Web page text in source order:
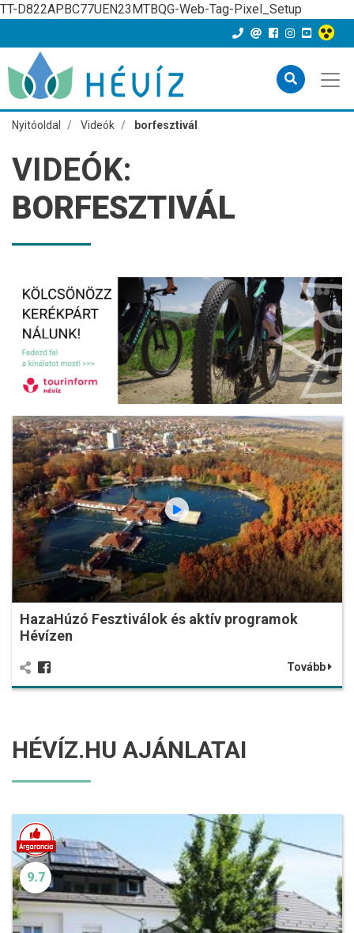
TT-D822APBC77UEN23MTBQG-Web-Tag-Pixel_Setup
Nyitóoldal Videók borfesztivál
VIDEÓK:
BORFESZTIVÁL
HazaHúzó Fesztiválok és aktív programok
Hévízen
Tovább
HÉVÍZ.HU AJÁNLATAI
9.7